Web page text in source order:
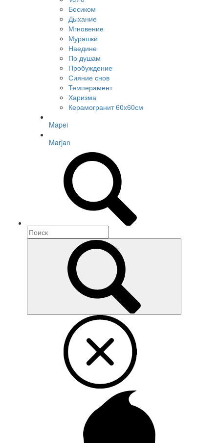
Босиком
Дыхание
Мгновение
Мурашки
Наедине
По душам
Пробуждение
Сияние снов
Темперамент
Харизма
Керамогранит 60х60см
Mapei
Marjan